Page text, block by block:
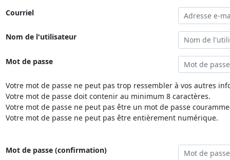
Courriel
Nom de l'utilisateur
Mot de passe
Votre mot de passe ne peut pas trop ressembler à vos autres
Votre mot de passe doit contenir au minimum 8 caractères.
Votre mot de passe ne peut pas être un mot de passe
Votre mot de passe ne peut pas être entièrement numérique.
Mot de passe (confirmation)